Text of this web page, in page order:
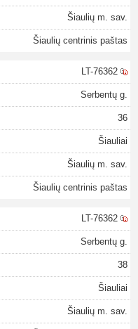
Šiaulių m. sav.
Šiaulių centrinis paštas
LT-76362
Serbentų g.
36
Šiauliai
Šiaulių m. sav.
Šiaulių centrinis paštas
LT-76362
Serbentų g.
38
Šiauliai
Šiaulių m. sav.